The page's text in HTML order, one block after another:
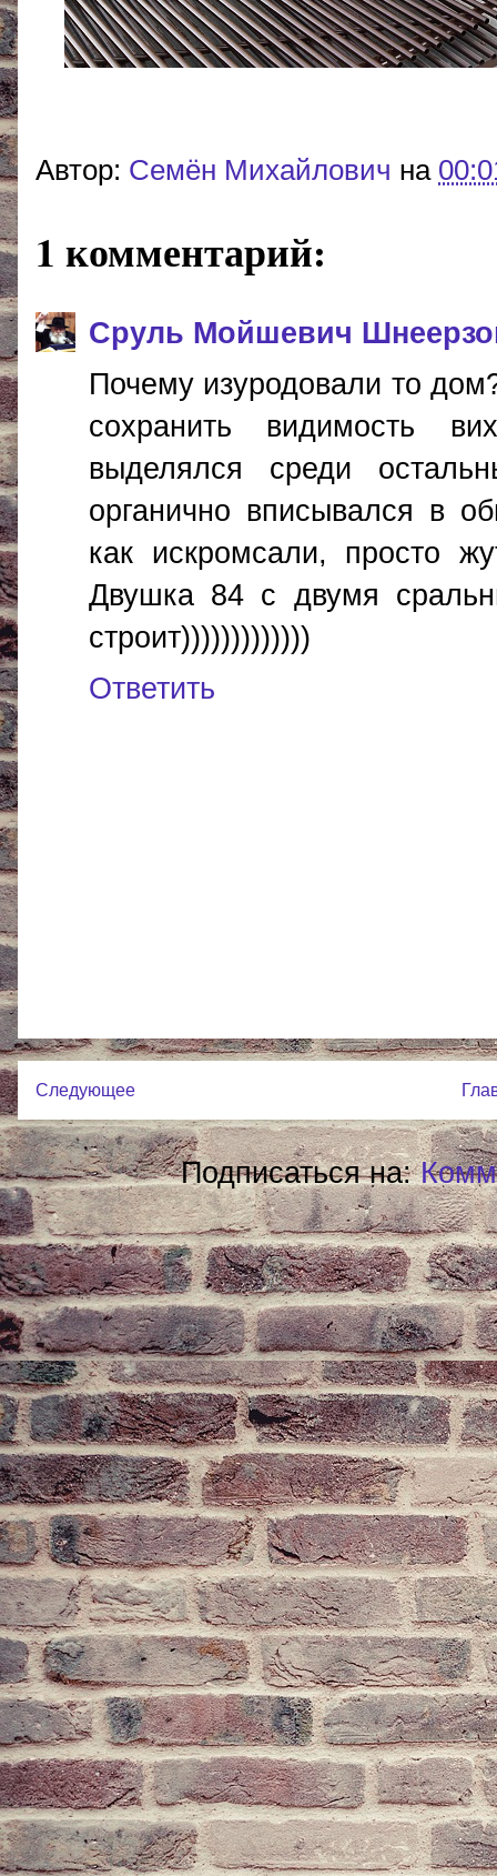
Автор: Cемён Михайлович на
1 комментарий:
Сруль Мойшевич
Почему изуродовали то
сохранить видимость
выделялся среди
органично вписывался в
как искромсали, просто
Двушка 84 с двумя
строит)))))))))))))
Ответить
Следующее
Подписаться на: